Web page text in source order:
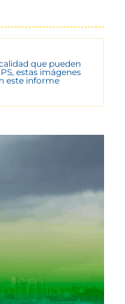
que pueden
estas imágenes
este informe